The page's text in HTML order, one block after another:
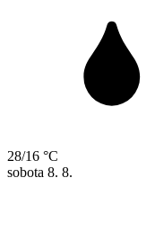
28/16 °C
sobota 8. 8.